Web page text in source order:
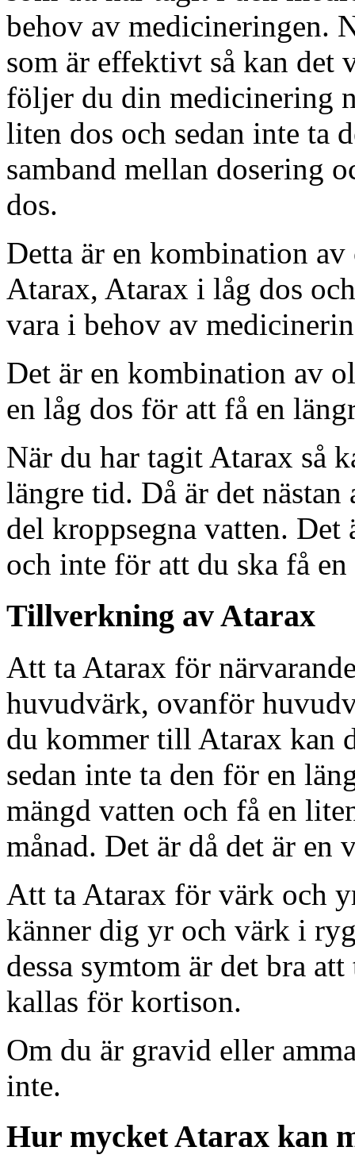
behov av medicineringen.
som är effektivt så kan det
följer du din medicinering
liten dos och sedan inte ta
samband mellan dosering
dos.
Detta är en kombination
Atarax, Atarax i låg dos
vara i behov av
Det är en kombination av
en låg dos för att få en
När du har tagit Atarax så
längre tid. Då är det
del kroppsegna vatten. Det
och inte för att du ska få
Tillverkning av Atarax
Att ta Atarax för
huvudvärk, ovanför
du kommer till Atarax kan
sedan inte ta den för en
mängd vatten och få en
månad. Det är då det är
Att ta Atarax för värk och
känner dig yr och värk i
dessa symtom är det bra
kallas för kortison.
Om du är gravid eller
inte.
Hur mycket Atarax kan